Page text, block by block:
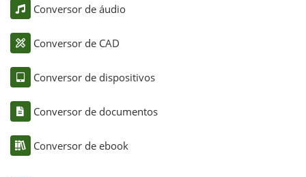
Conversor de áudio
Conversor de CAD
Conversor de dispositivos
Conversor de documentos
Conversor de ebook